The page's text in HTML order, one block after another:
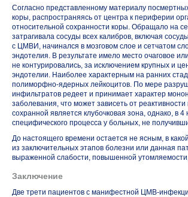
Согласно представленному материалу
коры, распространяясь от центра к периферии
относительной сохранности коры. Обращало на
затрагивала сосуды всех калибров, включая
с ЦМВИ, начинался в мозговом слое и сетчатом
эндотелия. В результате имело место очаговое
не контурировались, за исключением крупных и
эндотелии. Наиболее характерным на ранних
полиморфно-ядерных лейкоцитов. По мере
инфильтратов редеет и принимает характер
заболевания, что может зависеть от
сохранной является клубочковая зона, однако, в
специфического процесса у больных, не
До настоящего времени остается не ясным, в
из заключительных этапов болезни или данная
выраженной слабости, повышенной
Заключение
Две трети пациентов с манифестной ЦМВ-